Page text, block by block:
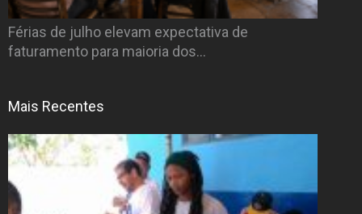
Férias de julho elevam expectativa de
faturamento para maioria dos…
Mais Recentes